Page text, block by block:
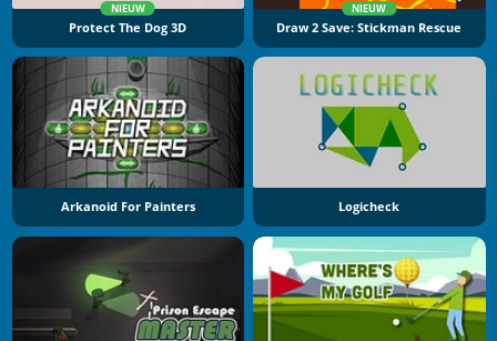
NIEUW
Protect The Dog 3D
NIEUW
Draw 2 Save: Stickman Rescue
Arkanoid For Painters Logicheck